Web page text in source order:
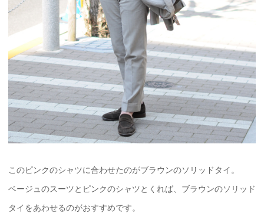
このピンクのシャツに合わせたのがブラウンのソリッドタイ。
ベージュのスーツとピンクのシャツとくれば、ブラウンのソリッド
タイをあわせるのがおすすめです。